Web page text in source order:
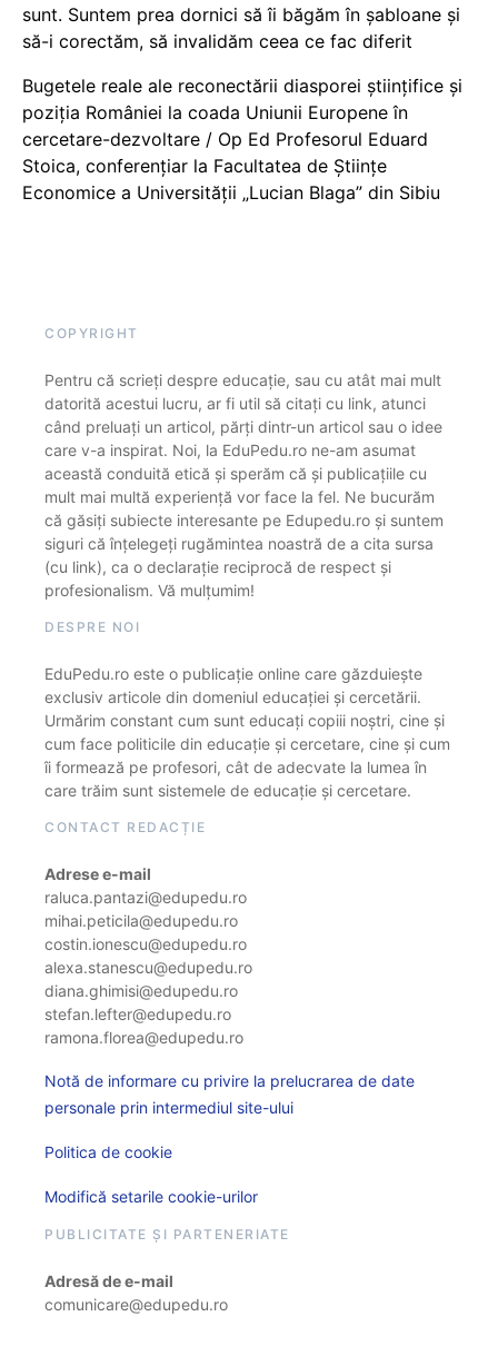
sunt. Suntem prea dornici să îi băgăm în șabloane și
să-i corectăm, să invalidăm ceea ce fac diferit
Bugetele reale ale reconectării diasporei științifice și
poziția României la coada Uniunii Europene în
cercetare-dezvoltare / Op Ed Profesorul Eduard
Stoica, conferențiar la Facultatea de Științe
Economice a Universității „Lucian Blaga” din Sibiu
COPYRIGHT
Pentru că scrieți despre educație, sau cu atât mai mult
datorită acestui lucru, ar fi util să citați cu link, atunci
când preluați un articol, părți dintr-un articol sau o idee
care v-a inspirat. Noi, la EduPedu.ro ne-am asumat
această conduită etică și sperăm că și publicațiile cu
mult mai multă experiență vor face la fel. Ne bucurăm
că găsiți subiecte interesante pe Edupedu.ro și suntem
siguri că înțelegeți rugămintea noastră de a cita sursa
(cu link), ca o declarație reciprocă de respect și
profesionalism. Vă mulțumim!
DESPRE NOI
EduPedu.ro este o publicație online care găzduiește
exclusiv articole din domeniul educației și cercetării.
Urmărim constant cum sunt educați copiii noștri, cine și
cum face politicile din educație și cercetare, cine și cum
îi formează pe profesori, cât de adecvate la lumea în
care trăim sunt sistemele de educație și cercetare.
CONTACT REDACȚIE
Adrese e-mail
raluca.pantazi@edupedu.ro
mihai.peticila@edupedu.ro
costin.ionescu@edupedu.ro
alexa.stanescu@edupedu.ro
diana.ghimisi@edupedu.ro
stefan.lefter@edupedu.ro
ramona.florea@edupedu.ro
Notă de informare cu privire la prelucrarea de date
personale prin intermediul site-ului
Politica de cookie
Modifică setarile cookie-urilor
PUBLICITATE ȘI PARTENERIATE
Adresă de e-mail
comunicare@edupedu.ro